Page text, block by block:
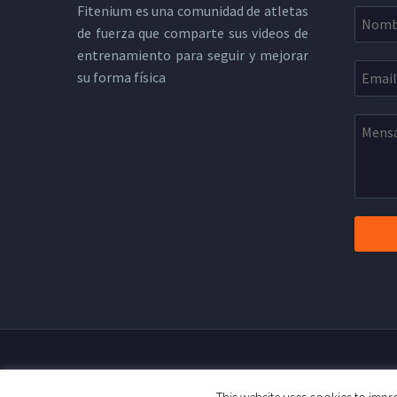
Fitenium es una comunidad de atletas
de fuerza que comparte sus videos de
entrenamiento para seguir y mejorar
su forma física